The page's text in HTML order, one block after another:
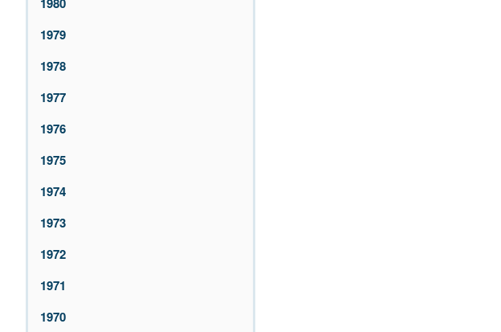
1979
1978
1977
1976
1975
1974
1973
1972
1971
1970